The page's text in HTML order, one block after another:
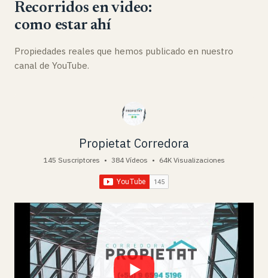
Recorridos en video:
como estar ahí
Propiedades reales que hemos publicado en nuestro
canal de YouTube.
Propietat Corredora
145 Suscriptores • 384 Vídeos • 64K Visualizaciones